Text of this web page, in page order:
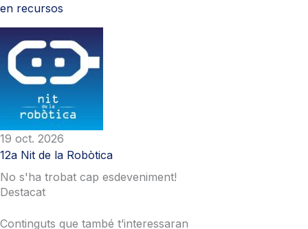
en recursos
19 oct. 2026
12a Nit de la Robòtica
No s'ha trobat cap esdeveniment!
Destacat
Continguts que també t’interessaran